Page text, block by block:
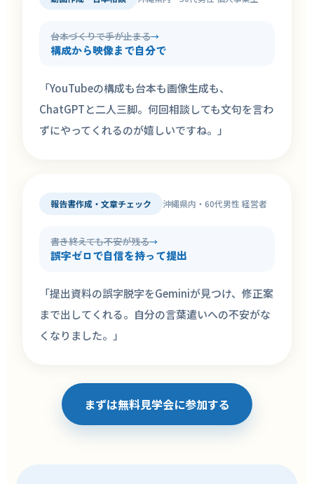
台本づくりで手が止まる→
構成から映像まで自分で
「YouTubeの構成も台本も画像生成も、
ChatGPTと二人三脚。何回相談しても文句を言わ
ずにやってくれるのが嬉しいですね。」
報告書作成・文章チェック 沖縄県内・60代男性 経営者
書き終えても不安が残る→
誤字ゼロで自信を持って提出
「提出資料の誤字脱字をGeminiが見つけ、修正案
まで出してくれる。自分の言葉遣いへの不安がな
くなりました。」
まずは無料見学会に参加する